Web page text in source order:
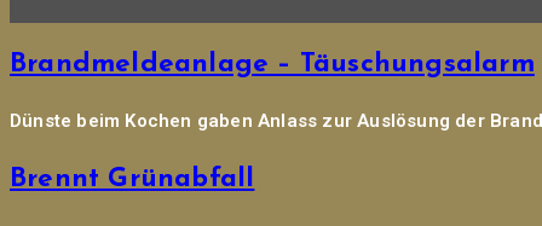
Brandmeldeanlage – Täuschungsalarm
Dünste beim Kochen gaben Anlass zur Auslösung der
Brennt Grünabfall